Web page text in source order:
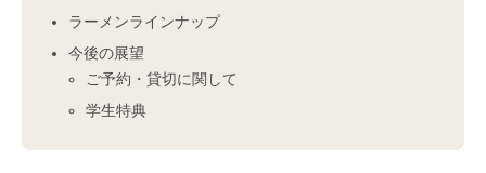
ラーメンラインナップ
今後の展望
ご予約・貸切に関して
学生特典